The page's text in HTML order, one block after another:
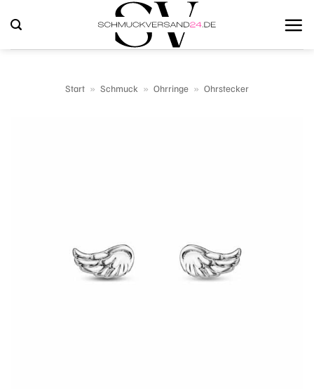
Inhalt
springen
Start » Schmuck » Ohrringe » Ohrstecker